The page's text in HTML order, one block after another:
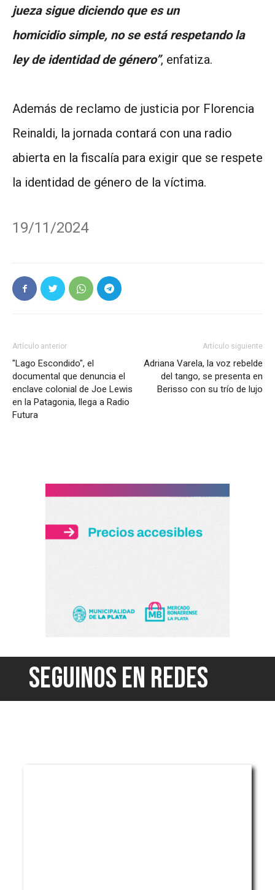
jueza sigue diciendo que es un
homicidio simple, no se está respetando la
ley de identidad de género”, enfatiza.
Además de reclamo de justicia por Florencia
Reinaldi, la jornada contará con una radio
abierta en la fiscalía para exigir que se respete
la identidad de género de la víctima.
19/11/2024
Artículo anterior
"Lago Escondido", el
documental que denuncia el
enclave colonial de Joe Lewis
en la Patagonia, llega a Radio
Futura
Artículo siguiente
Adriana Varela, la voz rebelde
del tango, se presenta en
Berisso con su trío de lujo
SEGUINOS EN REDES